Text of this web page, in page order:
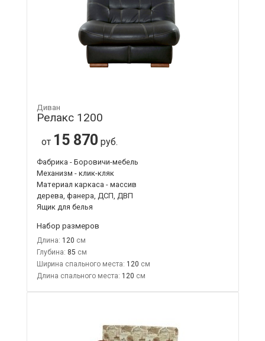
Диван
Релакс 1200
от 15 870 руб.
Фабрика - Боровичи-мебель
Механизм - клик-кляк
Материал каркаса - массив
дерева, фанера, ДСП, ДВП
Ящик для белья
Набор размеров
Длина: 120
Глубина: 85
Ширина спального места: 120
Длина спального места: 120